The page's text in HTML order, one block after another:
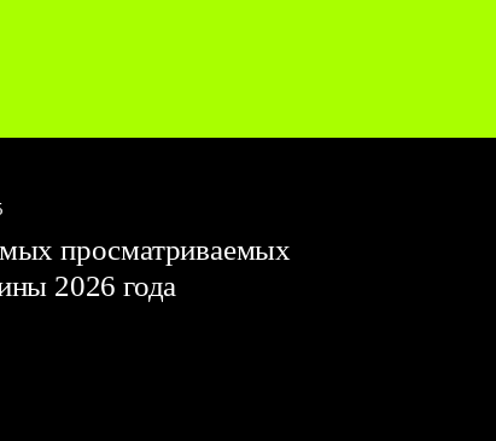
просматриваемых
2026 года